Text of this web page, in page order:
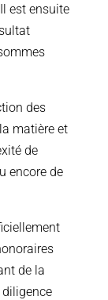
est ensuite
des
matière et
de
encore de
de la